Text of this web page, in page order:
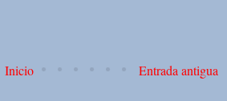
Entrada antigua
Inicio